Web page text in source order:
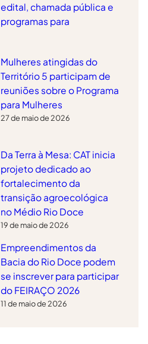
edital, chamada pública e
programas para
Mulheres atingidas do
Território 5 participam de
reuniões sobre o Programa
para Mulheres
27 de maio de 2026
Da Terra à Mesa: CAT inicia
projeto dedicado ao
fortalecimento da
transição agroecológica
no Médio Rio Doce
19 de maio de 2026
Empreendimentos da
Bacia do Rio Doce podem
se inscrever para participar
do FEIRAÇO 2026
11 de maio de 2026